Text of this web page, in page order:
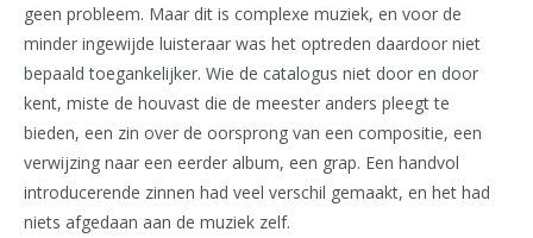
geen probleem. Maar dit is complexe muziek, en voor de
minder ingewijde luisteraar was het optreden daardoor niet
bepaald toegankelijker. Wie de catalogus niet door en door
kent, miste de houvast die de meester anders pleegt te
bieden, een zin over de oorsprong van een compositie, een
verwijzing naar een eerder album, een grap. Een handvol
introducerende zinnen had veel verschil gemaakt, en het had
niets afgedaan aan de muziek zelf.